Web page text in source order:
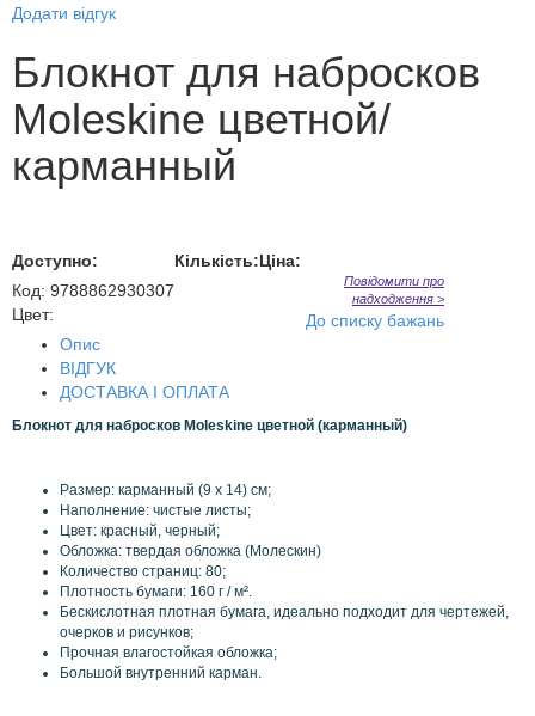
Додати відгук
Блокнот для набросков
Moleskine цветной/
карманный
Доступно: Кількість:Ціна:
Код: 9788862930307
Цвет:
Повідомити про
надходження >
До списку бажань
Опис
ВІДГУК
ДОСТАВКА І ОПЛАТА
Блокнот для набросков Moleskine цветной (карманный)
Размер: карманный (9 x 14) см;
Наполнение: чистые листы;
Цвет: красный, черный;
Обложка: твердая обложка (Молескин)
Количество страниц: 80;
Плотность бумаги: 160 г / м².
Бескислотная плотная бумага, идеально подходит для чертежей,
очерков и рисунков;
Прочная влагостойкая обложка;
Большой внутренний карман.